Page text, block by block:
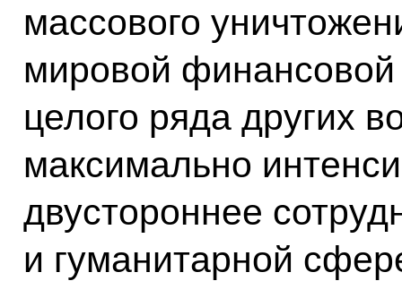
массового
мировой
целого ряда других
максимально
двустороннее
и гуманитарной